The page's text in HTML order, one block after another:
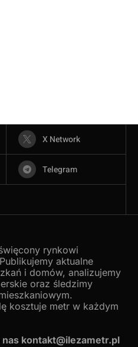
X Network
Telegram
rynkowi
aktualne
i domów, analizujemy
oraz śledzimy
kosztuje metr w każdym
kontakt@ilezametr.pl